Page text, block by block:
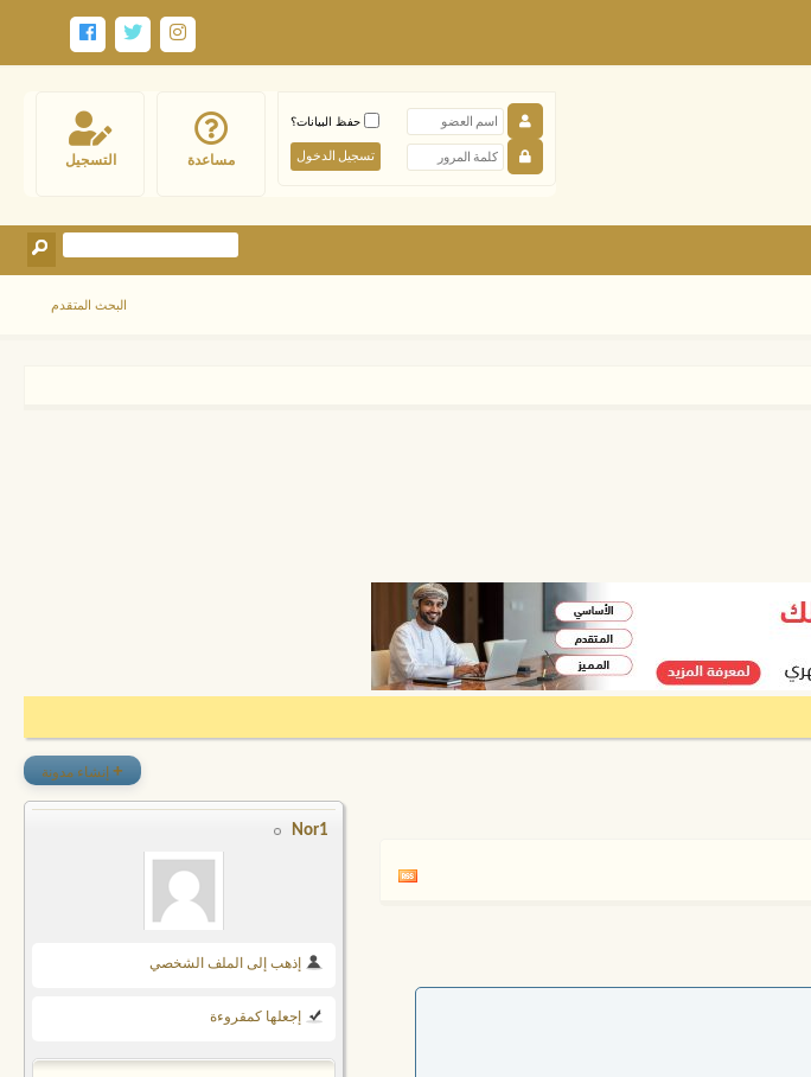
التسجيل مساعدة
حفظ البيانات؟
البحث المتقدم
+ إنشاء مدونة
Nor1
إذهب إلى الملف الشخصي
إجعلها كمقروءة